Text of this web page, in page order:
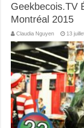
Geekbecois.TV
Montréal 2015
Claudia Nguyen 13